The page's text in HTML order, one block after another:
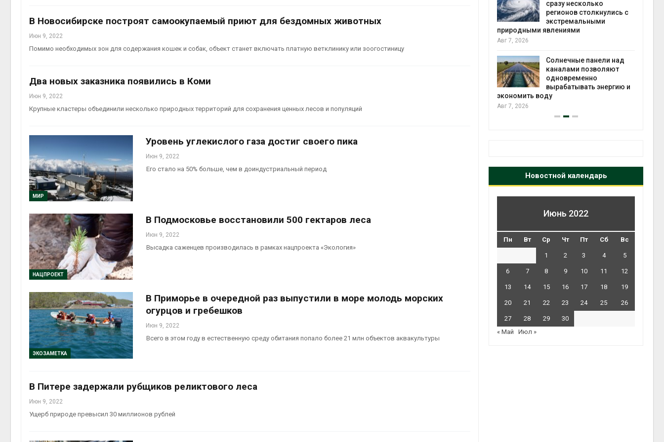
В Новосибирске построят самоокупаемый приют для бездомных животных
Июн 9, 2022
Помимо необходимых зон для содержания кошек и собак, объект станет включать платную ветклинику или зоогостиницу
Два новых заказника появились в Коми
Июн 9, 2022
Крупные кластеры объединили несколько природных территорий для сохранения ценных лесов и популяций
МИР
Уровень углекислого газа достиг своего пика
Июн 9, 2022
Его стало на 50% больше, чем в доиндустриальный период
НАЦПРОЕКТ
В Подмосковье восстановили 500 гектаров леса
Июн 9, 2022
Высадка саженцев производилась в рамках нацпроекта «Экология»
ЭКОЗАМЕТКА
В Приморье в очередной раз выпустили в море молодь морских
огурцов и гребешков
Июн 9, 2022
Всего в этом году в естественную среду обитания попало более 21 млн объектов аквакультуры
В Питере задержали рубщиков реликтового леса
Июн 9, 2022
Ущерб природе превысил 30 миллионов рублей
из воздуха с помощью
Нижнего Новгорода
сразу несколько
регионов столкнулись с
экстремальными
природными явлениями
Авг 7, 2026
Солнечные панели над
каналами позволяют
одновременно
вырабатывать энергию и
экономить воду
Авг 7, 2026
Новостной календарь
Июнь 2022
Пн Вт Ср Чт Пт Сб Вс
1 2 3 4 5
6 7 8 9 10 11 12
13 14 15 16 17 18 19
20 21 22 23 24 25 26
27 28 29
30
« Май
Июл »